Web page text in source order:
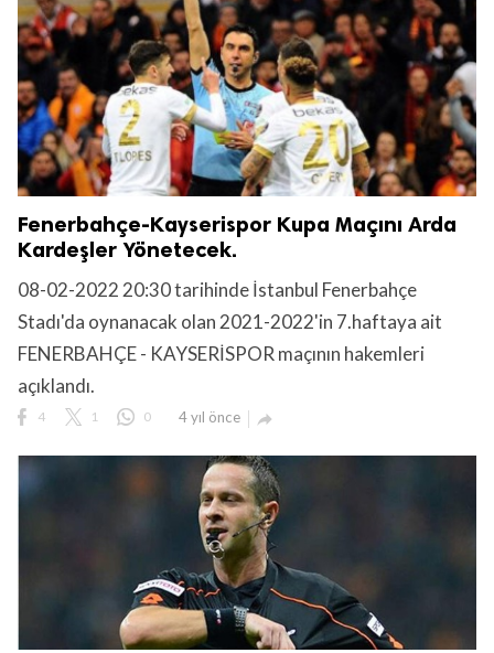
Fenerbahçe-Kayserispor Kupa Maçını Arda
Kardeşler Yönetecek.
08-02-2022 20:30 tarihinde İstanbul Fenerbahçe
Stadı'da oynanacak olan 2021-2022'in 7.haftaya ait
FENERBAHÇE - KAYSERİSPOR maçının hakemleri
açıklandı.
4 1 0 4 yıl önce 